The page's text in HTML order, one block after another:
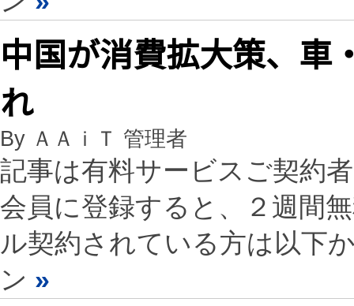
中国が消費拡大策、車
れ
By ＡＡｉＴ 管理者
記事は有料サービスご契約
会員に登録すると、２週間
ル契約されている方は以下
ン »